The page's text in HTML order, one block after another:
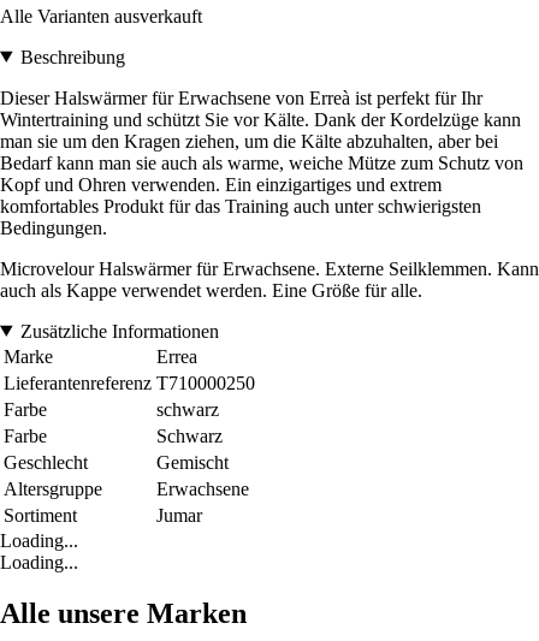
Alle Varianten ausverkauft
Beschreibung
Dieser Halswärmer für Erwachsene von Erreà ist perfekt für Ihr
Wintertraining und schützt Sie vor Kälte. Dank der Kordelzüge kann
man sie um den Kragen ziehen, um die Kälte abzuhalten, aber bei
Bedarf kann man sie auch als warme, weiche Mütze zum Schutz von
Kopf und Ohren verwenden. Ein einzigartiges und extrem
komfortables Produkt für das Training auch unter schwierigsten
Bedingungen.
Microvelour Halswärmer für Erwachsene. Externe Seilklemmen. Kann
auch als Kappe verwendet werden. Eine Größe für alle.
Zusätzliche Informationen
Marke
Errea
Lieferantenreferenz T710000250
Farbe
schwarz
Farbe
Schwarz
Geschlecht
Gemischt
Altersgruppe
Erwachsene
Sortiment
Jumar
Loading...
Loading...
Alle unsere Marken